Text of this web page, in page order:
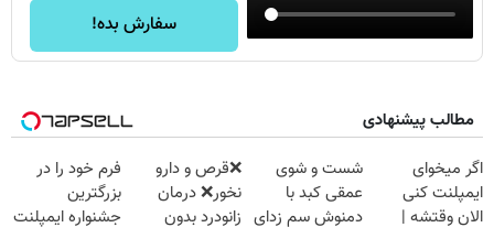
سفارش بده!
مطالب پیشنهادی
اگر میخوای
ایمپلنت کنی
الان وقتشه |
شست و شوی
عمقی کبد با
دمنوش سم زدای
❌قرص‌ و دارو
نخور❌ درمان
زانودرد بدون
فرم خود را در
بزرگترین
جشنواره ایمپلنت